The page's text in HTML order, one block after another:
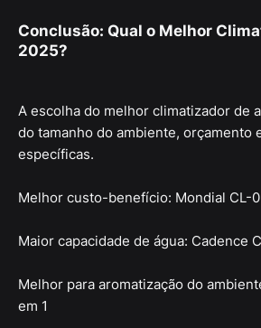
Conclusão: Qual o Melhor
2025?
A escolha do melhor climatizador de
do tamanho do ambiente, orçamento
específicas.
Melhor custo-benefício: Mondial CL-
Maior capacidade de água: Cadence
Melhor para aromatização do
em 1